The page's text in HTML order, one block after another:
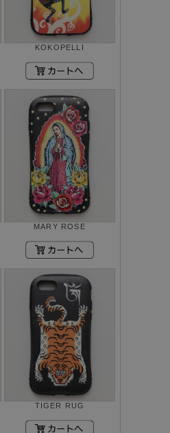
KOKOPELLI
MARY ROSE
TIGER RUG